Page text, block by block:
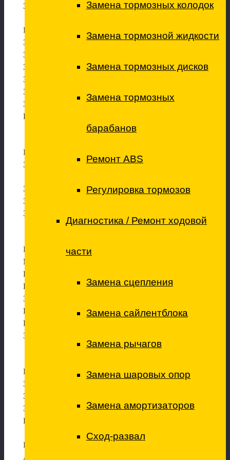
Замена тормозных колодок
Замена тормозной жидкости
Замена тормозных дисков
Замена тормозных
барабанов
Ремонт ABS
Регулировка тормозов
Диагностика / Ремонт ходовой
части
Замена сцепления
Замена сайлентблока
Замена рычагов
Замена шаровых опор
Замена амортизаторов
Сход-развал
Замена пружины (перед.)
Ремонт тормозной системы
Замена задних тормозных дисков
Замена передних тормозных дисков
Замена задних тормозных колодок
Замена передних тормозных колодок
Замена колодок стояночного тормоза (ручника)
Замена тормозной жидкости
Переборка (обслуживание) тормозного суппорта
Ремонт рулевого механизма
Замена рулевой рейки
Замена рулевых наконечников
Замена рулевой тяги
Замена жидкости ГУР
Ремонт трансмиссии
МКПП снятие установка
Ремонт МКПП
Ремонт блоков управления АКПП
Замена масла в мостах и редукторах
Ремонт редукторов
Редуктора снятие/установка
Замена приводов
Ремонт электрики
Замена высоковольтных проводов
Замена лампы главного света
Замена ламп вспомогательного света
Регулировка фар
Ремонт кондиционеров
Антибактериальна